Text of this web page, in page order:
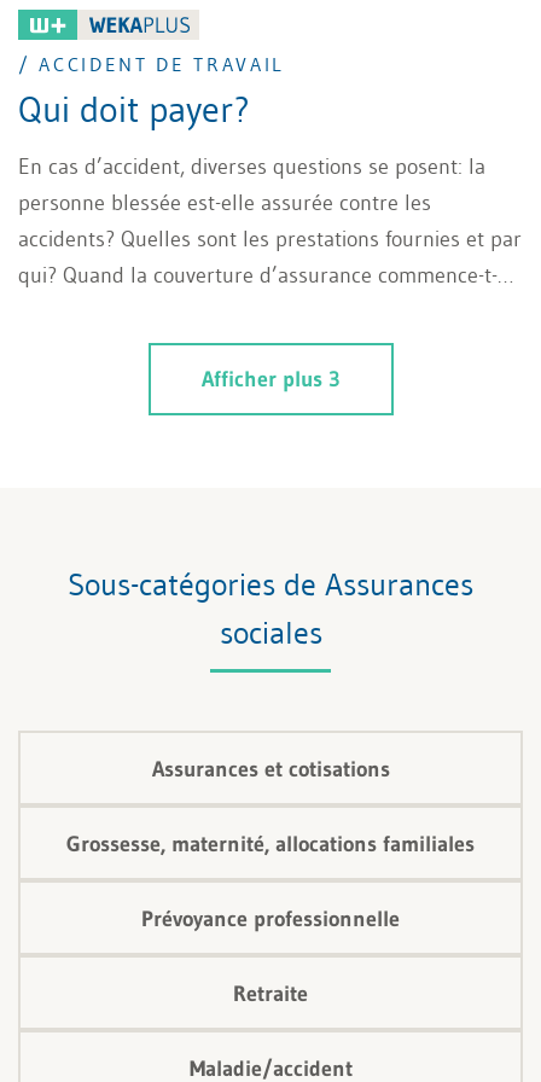
/ ACCIDENT DE TRAVAIL
Qui doit payer?
En cas d’accident, diverses questions se posent: la
personne blessée est-elle assurée contre les
accidents? Quelles sont les prestations fournies et par
qui? Quand la couverture d’assurance commence-t-
dessous un aperçu bref et compact des questions les
plus importantes concernant l'accident de travail.
Afficher plus 3
Sous-catégories de Assurances
sociales
Assurances et cotisations
Grossesse, maternité, allocations familiales
Prévoyance professionnelle
Retraite
Maladie/accident